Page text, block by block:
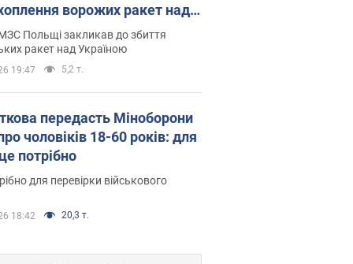
ворожих ракет над
Польщі закликав до збиття
ракет над Україною
19:47 5,2 т.
передасть Міноборони
чоловіків 18-60 років: для
потрібно
для перевірки військового
18:42 20,3 т.